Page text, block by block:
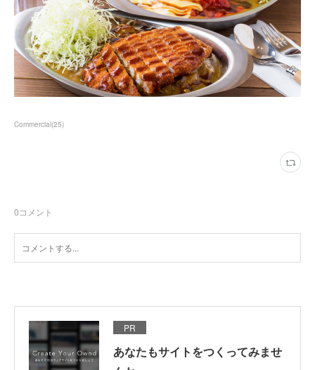
Commercial(25)
0コメント
PR
あなたもサイトをつくってみませ